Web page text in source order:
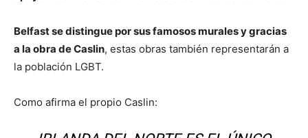
Belfast se distingue por sus famosos murales y gracias
a la obra de Caslin, estas obras también representarán a
la población LGBT.
Como afirma el propio Caslin: